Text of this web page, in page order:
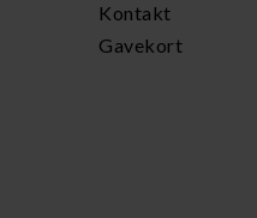
Kontakt
Gavekort